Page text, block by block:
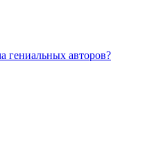
гениальных авторов?